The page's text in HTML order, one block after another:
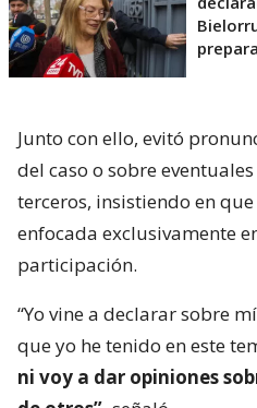
Junto con ello, evitó
del caso o sobre
terceros, insistiendo en
enfocada exclusivamente
participación.
“Yo vine a declarar sobre
que yo he tenido en este
ni voy a dar opiniones